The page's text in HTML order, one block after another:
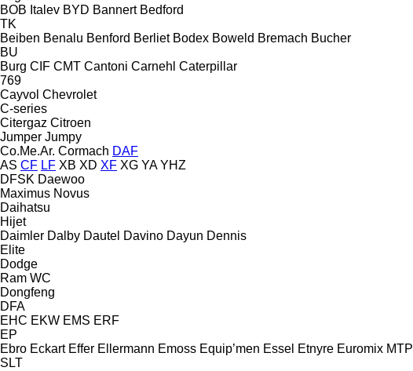
BOB Italev BYD Bannert Bedford
TK
Beiben Benalu Benford Berliet Bodex Boweld Bremach Bucher
BU
Burg CIF CMT Cantoni Carnehl Caterpillar
769
Cayvol Chevrolet
C-series
Citergaz Citroen
Jumper Jumpy
Co.Me.Ar. Cormach DAF
AS CF LF XB XD XF XG YA YHZ
DFSK Daewoo
Maximus Novus
Daihatsu
Hijet
Daimler Dalby Dautel Davino Dayun Dennis
Elite
Dodge
Ram WC
Dongfeng
DFA
EHC EKW EMS ERF
EP
Ebro Eckart Effer Ellermann Emoss Equip’men Essel Etnyre Euromix MTP
SLT